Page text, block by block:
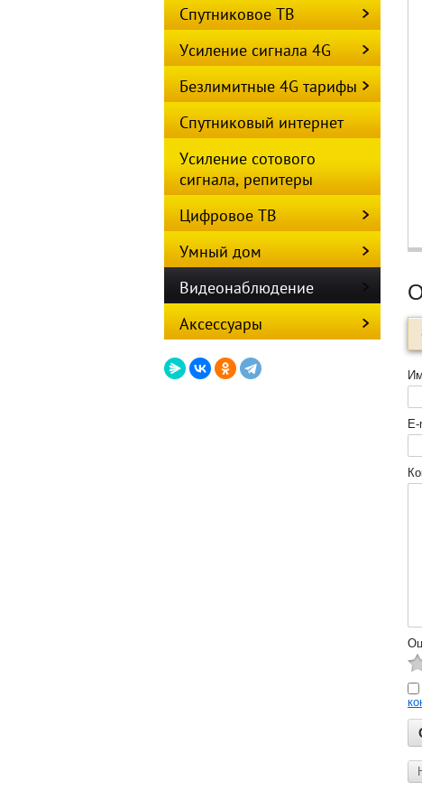
Спутниковое ТВ
Усиление сигнала 4G
Безлимитные 4G тарифы
Спутниковый интернет
Усиление сотового
сигнала, репитеры
Цифровое ТВ
Умный дом
Видеонаблюдение
Аксессуары